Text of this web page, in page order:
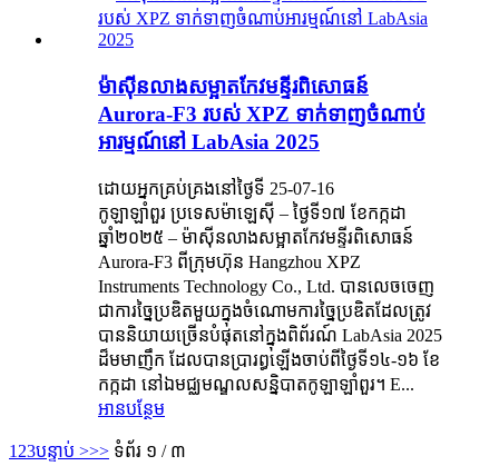
ម៉ាស៊ីនលាងសម្អាតកែវមន្ទីរពិសោធន៍
Aurora-F3 របស់ XPZ ទាក់ទាញចំណាប់
អារម្មណ៍នៅ LabAsia 2025
ដោយអ្នកគ្រប់គ្រងនៅថ្ងៃទី 25-07-16
កូឡាឡាំពួរ ប្រទេសម៉ាឡេស៊ី – ថ្ងៃទី១៧ ខែកក្កដា
ឆ្នាំ២០២៥ – ម៉ាស៊ីនលាងសម្អាតកែវមន្ទីរពិសោធន៍
Aurora-F3 ពីក្រុមហ៊ុន Hangzhou XPZ
Instruments Technology Co., Ltd. បានលេចចេញ
ជាការច្នៃប្រឌិតមួយក្នុងចំណោមការច្នៃប្រឌិតដែលត្រូវ
បាននិយាយច្រើនបំផុតនៅក្នុងពិព័រណ៍ LabAsia 2025
ដ៏មមាញឹក ដែលបានប្រារព្ធឡើងចាប់ពីថ្ងៃទី១៤-១៦ ខែ
កក្កដា នៅឯមជ្ឈមណ្ឌលសន្និបាតកូឡាឡាំពួរ។ E...
អានបន្ថែម
1 23បន្ទាប់ >>> ទំព័រ ១ / ៣